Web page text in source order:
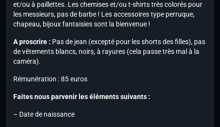
et/ou à paillettes. Les chemises et/ou t-shirts très colorés pour
les messieurs, pas de barbe ! Les accessoires type perruque,
chapeau, bijoux fantaisies sont la bienvenue !
A proscrire : Pas de jean (excepté pour les shorts des filles), pas
de vêtements blancs, noirs, à rayures (cela passe très mal à la
caméra).
Rémunération : 85 euros
Faites nous parvenir les éléments suivants :
– Date de naissance